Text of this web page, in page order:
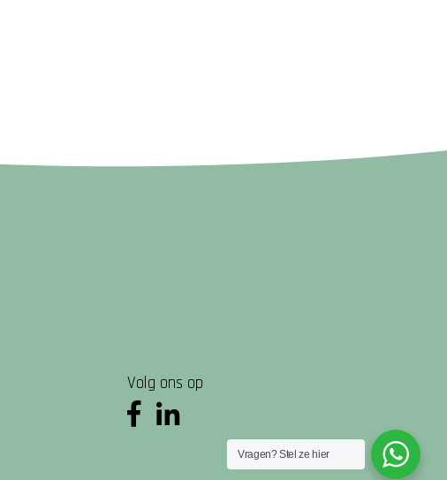
Volg ons op
Vragen? Stel ze hier